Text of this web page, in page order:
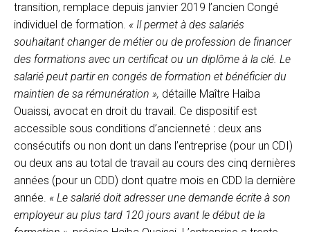
transition, remplace depuis janvier 2019 l’ancien Congé
individuel de formation. « Il permet à des salariés
souhaitant changer de métier ou de profession de financer
des formations avec un certificat ou un diplôme à la clé. Le
salarié peut partir en congés de formation et bénéficier du
maintien de sa rémunération », détaille Maître Haiba
Ouaissi, avocat en droit du travail. Ce dispositif est
accessible sous conditions d’ancienneté : deux ans
consécutifs ou non dont un dans l’entreprise (pour un CDI)
ou deux ans au total de travail au cours des cinq dernières
années (pour un CDD) dont quatre mois en CDD la dernière
année. « Le salarié doit adresser une demande écrite à son
employeur au plus tard 120 jours avant le début de la